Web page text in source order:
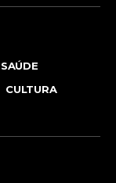
SAÚDE
CULTURA